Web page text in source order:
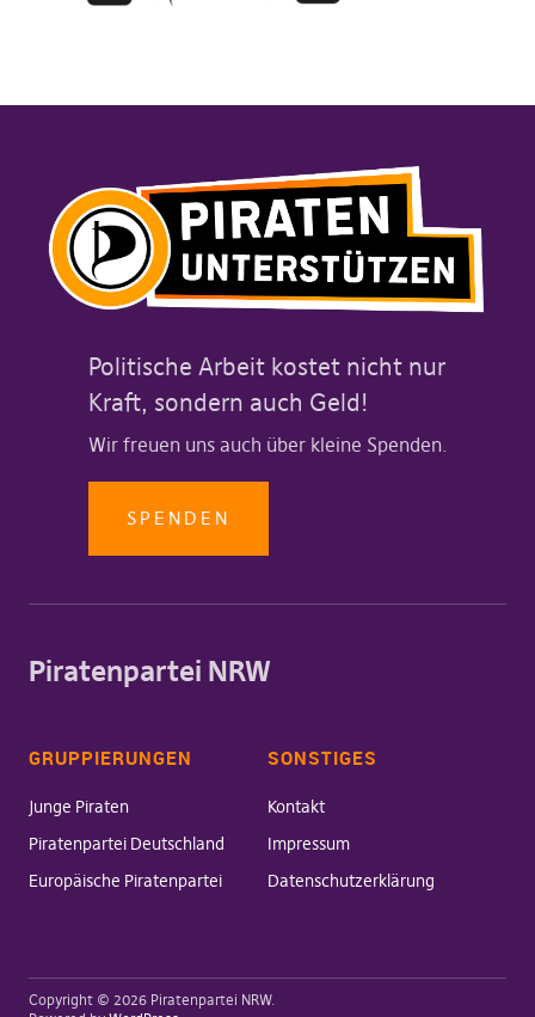
Politische Arbeit kostet nicht nur
Kraft, sondern auch Geld!
Wir freuen uns auch über kleine Spenden.
SPENDEN
Piratenpartei NRW
GRUPPIERUNGEN
Junge Piraten
Piratenpartei Deutschland
Europäische Piratenpartei
SONSTIGES
Kontakt
Impressum
Datenschutzerklärung
Copyright © 2026 Piratenpartei NRW